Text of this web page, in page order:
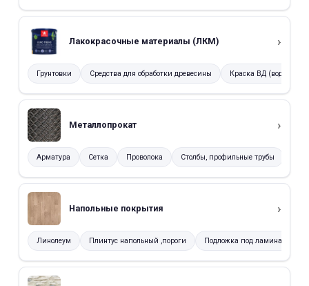
Лакокрасочные материалы (ЛКМ)
Грунтовки Средства для обработки древесины Краска ВД (водно-
Металлопрокат
Арматура Сетка Проволока Столбы, профильные трубы
Напольные покрытия
Линолеум Плинтус напольный ,пороги Подложка под ламинат